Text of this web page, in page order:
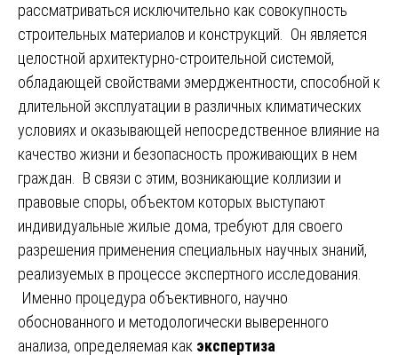
рассматриваться исключительно как совокупность
строительных материалов и конструкций. Он является
целостной архитектурно-строительной системой,
обладающей свойствами эмерджентности, способной к
длительной эксплуатации в различных климатических
условиях и оказывающей непосредственное влияние на
качество жизни и безопасность проживающих в нем
граждан. В связи с этим, возникающие коллизии и
правовые споры, объектом которых выступают
индивидуальные жилые дома, требуют для своего
разрешения применения специальных научных знаний,
реализуемых в процессе экспертного исследования.
Именно процедура объективного, научно
обоснованного и методологически выверенного
анализа, определяемая как экспертиза